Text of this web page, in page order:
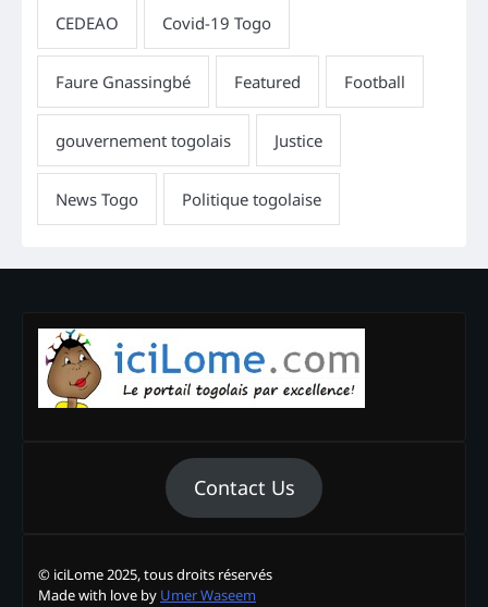
Contact Us
© iciLome 2025, tous droits réservés
Made with love by Umer Waseem